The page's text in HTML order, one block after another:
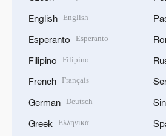
English English
Esperanto Esperanto
Filipino Filipino
French Français
German Deutsch
Greek Ελληνικά